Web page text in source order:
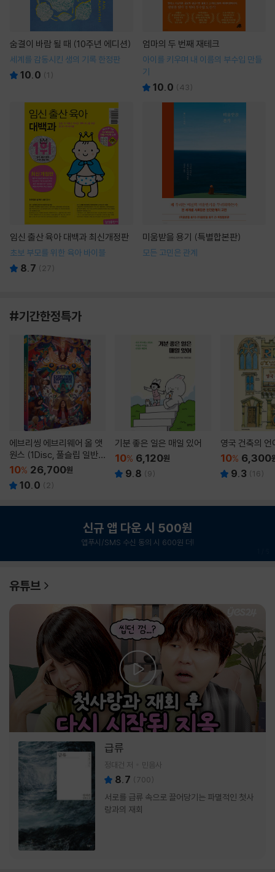
숨결이 바람 될 때 (10주년 에디션)
세계를 감동시킨 생의 기록 한정판
10.0 (1 )
엄마의 두 번째 재테크
아이를 키우며 내 이름의 부수입 만들
기
10.0 (43)
임신 출산 육아 대백과 최신개정판
초보 부모를 위한 육아 바이블
8.7 ( 27)
미움받을 용기 (특별합본판)
모든 고민은 관계
#기간한정특가
에브리씽 에브리웨어 올 앳
원스 (1Disc, 풀슬립 일반
판) : 블루레이
10% 26,700원
10.0 ( 2)
기분 좋은 일은 매일 있어
10% 6,120원
9.8 (9)
영국 건축의 언
10% 6,300
9.3 (16)
신규 앱 다운 시 500원
앱푸시/SMS 수신 동의 시 600원 더!
유튜브
급류
정대건 저 민음사
8.7 (700)
서로를 급류 속으로 끌어당기는 파멸적인 첫사
랑과의 재회